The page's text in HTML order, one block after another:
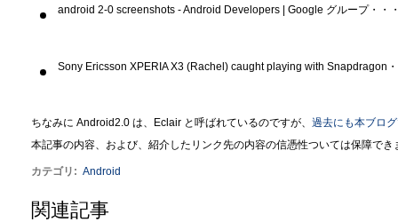
android 2-0 screenshots - Android Developers | Google グループ・・
Sony Ericsson XPERIA X3 (Rachel) caught playing with Snapdragon
ちなみに Android2.0 は、Eclair と呼ばれているのですが、 過去にも本ブロ
本記事の内容、および、紹介したリンク先の内容の信憑性ついては保障で
カテゴリ : Android
関連記事